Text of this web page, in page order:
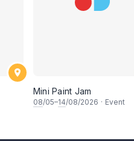
Mini Paint Jam
08/05–14/08/2026 · Event